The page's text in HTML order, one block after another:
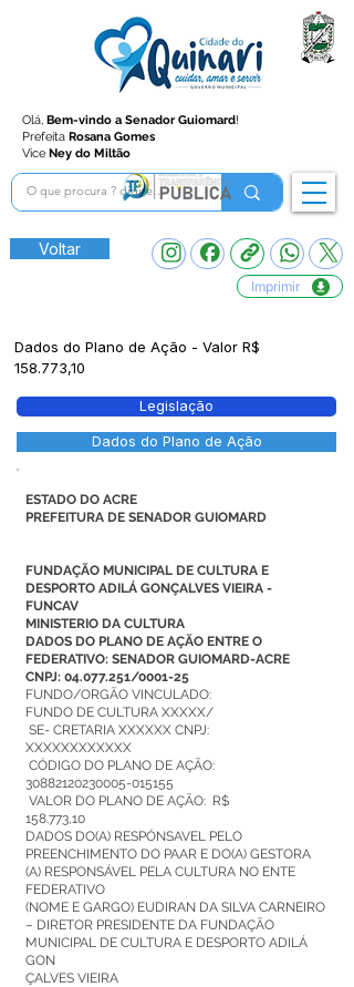
Olá, Bem-vindo a Senador Guiomard!
Prefeita Rosana Gomes
Vice Ney do Miltão
Voltar
Imprimir
Dados do Plano de Ação - Valor R$
158.773,10
Legislação
Dados do Plano de Ação
ESTADO DO ACRE
PREFEITURA DE SENADOR GUIOMARD
FUNDAÇÃO MUNICIPAL DE CULTURA E
DESPORTO ADILÁ GONÇALVES VIEIRA -
FUNCAV
MINISTERIO DA CULTURA
DADOS DO PLANO DE AÇÃO ENTRE O
FEDERATIVO: SENADOR GUIOMARD-ACRE
CNPJ: 04.077.251/0001-25
FUNDO/ORGÃO VINCULADO:
FUNDO DE CULTURA XXXXX/
SE- CRETARIA XXXXXX CNPJ:
XXXXXXXXXXXX
CÓDIGO DO PLANO DE AÇÃO:
30882120230005-015155
VALOR DO PLANO DE AÇÃO: R$
158.773,10
DADOS DO(A) RESPÓNSAVEL PELO
PREENCHIMENTO DO PAAR E DO(A) GESTORA
(A) RESPONSÁVEL PELA CULTURA NO ENTE
FEDERATIVO
(NOME E GARGO) EUDIRAN DA SILVA CARNEIRO
– DIRETOR PRESIDENTE DA FUNDAÇÃO
MUNICIPAL DE CULTURA E DESPORTO ADILÁ
GON
ÇALVES VIEIRA